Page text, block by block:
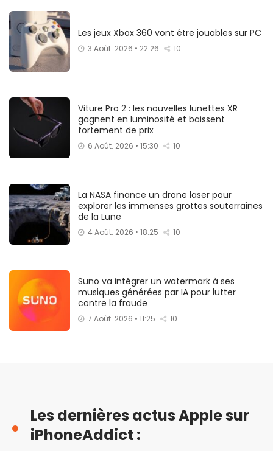
Les jeux Xbox 360 vont être jouables sur PC
3 Août. 2026 • 22:26 10
Viture Pro 2 : les nouvelles lunettes XR
gagnent en luminosité et baissent
fortement de prix
6 Août. 2026 • 15:30 10
La NASA finance un drone laser pour
explorer les immenses grottes souterraines
de la Lune
4 Août. 2026 • 18:25 10
Suno va intégrer un watermark à ses
musiques générées par IA pour lutter
contre la fraude
7 Août. 2026 • 11:25 10
Les dernières actus Apple sur
iPhoneAddict :